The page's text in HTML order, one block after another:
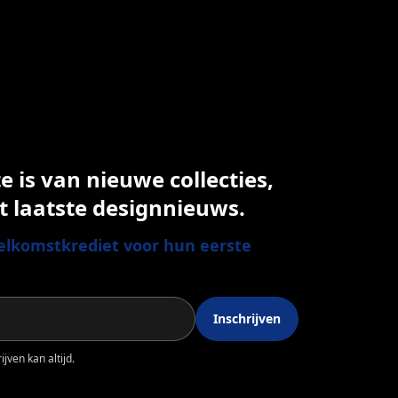
is van nieuwe collecties,
laatste designnieuws.
voor hun eerste
Inschrijven
kan altijd.